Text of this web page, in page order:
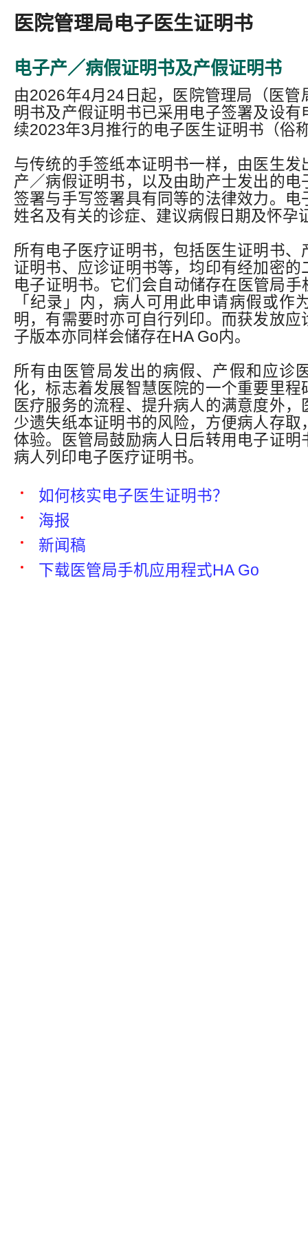
医院管理局电子医生证明书
电子产／病假证明书及产假证明书
由2026年4月24日起，医院管理局（医管
明书及产假证明书已采用电子签署及设
续2023年3月推行的电子医生证明书（俗
与传统的手签纸本证明书一样，由医生
产／病假证明书，以及由助产士发出的
签署与手写签署具有同等的法律效力。
姓名及有关的诊症、建议病假日期及怀孕
所有电子医疗证明书，包括医生证明书
证明书、应诊证明书等，均印有经加密
电子证明书。它们会自动储存在医管局
「纪录」内，病人可用此申请病假或作
明，有需要时亦可自行列印。而获发放
子版本亦同样会储存在HA Go内。
所有由医管局发出的病假、产假和应诊
化，标志着发展智慧医院的一个重要里
医疗服务的流程、提升病人的满意度外
少遗失纸本证明书的风险，方便病人存
体验。医管局鼓励病人日后转用电子证明
病人列印电子医疗证明书。
如何核实电子医生证明书？
海报
新闻稿
下载医管局手机应用程式HA Go